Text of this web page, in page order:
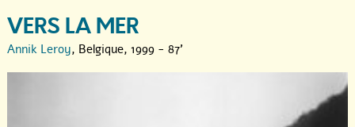
VERS LA MER
Annik Leroy, Belgique, 1999 - 87'